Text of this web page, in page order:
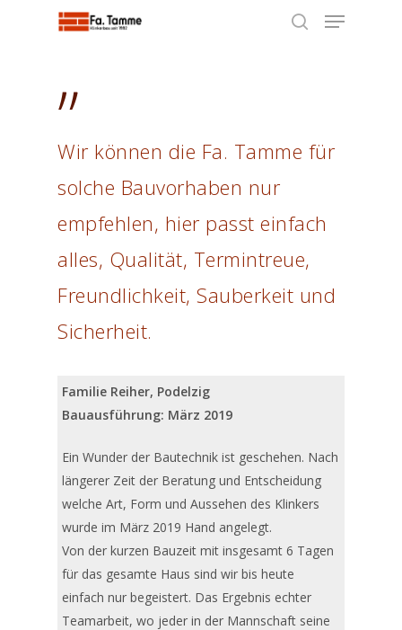
”
Wir können die Fa. Tamme für
solche Bauvorhaben nur
empfehlen, hier passt einfach
alles, Qualität, Termintreue,
Freundlichkeit, Sauberkeit und
Sicherheit.
Familie Reiher, Podelzig
Bauausführung: März 2019
Ein Wunder der Bautechnik ist geschehen. Nach
längerer Zeit der Beratung und Entscheidung
welche Art, Form und Aussehen des Klinkers
wurde im März 2019 Hand angelegt.
Von der kurzen Bauzeit mit insgesamt 6 Tagen
für das gesamte Haus sind wir bis heute
einfach nur begeistert. Das Ergebnis echter
Teamarbeit, wo jeder in der Mannschaft seine